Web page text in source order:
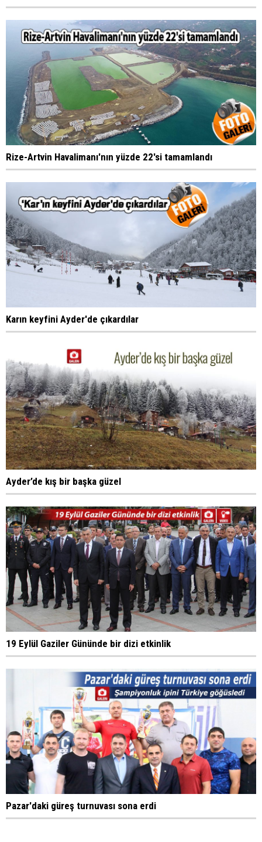
Rize-Artvin Havalimanı'nın yüzde 22'si tamamlandı
Karın keyfini Ayder'de çıkardılar
Ayder’de kış bir başka güzel
19 Eylül Gaziler Gününde bir dizi etkinlik
Pazar'daki güreş turnuvası sona erdi